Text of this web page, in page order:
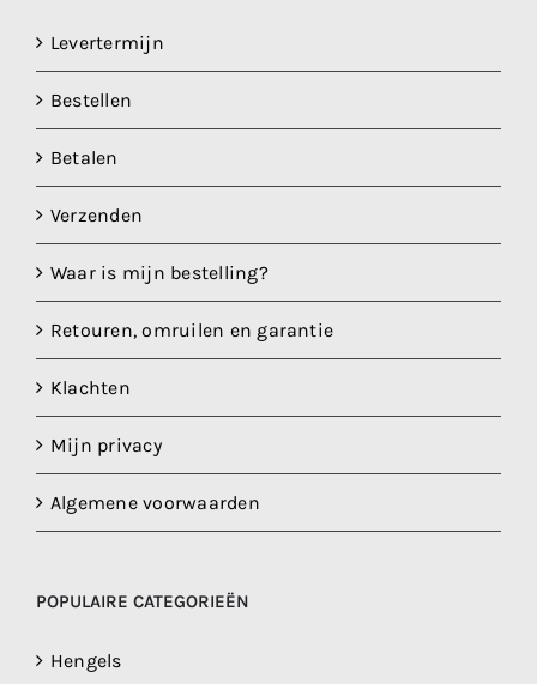
Levertermijn
Bestellen
Betalen
Verzenden
Waar is mijn bestelling?
Retouren, omruilen en garantie
Klachten
Mijn privacy
Algemene voorwaarden
POPULAIRE CATEGORIEËN
Hengels